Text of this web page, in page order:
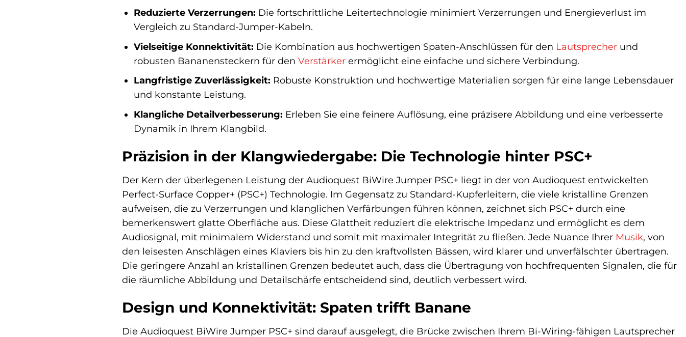
Reduzierte Verzerrungen: Die fortschrittliche Leitertechnologie minimiert Verzerrungen und Energieverlust im
Vergleich zu Standard-Jumper-Kabeln.
Vielseitige Konnektivität: Die Kombination aus hochwertigen Spaten-Anschlüssen für den Lautsprecherund
robusten Bananensteckern für den Verstärkerermöglicht eine einfache und sichere Verbindung.
Langfristige Zuverlässigkeit: Robuste Konstruktion und hochwertige Materialien sorgen für eine lange Lebensdauer
und konstante Leistung.
Klangliche Detailverbesserung: Erleben Sie eine feinere Auflösung, eine präzisere Abbildung und eine verbesserte
Dynamik in Ihrem Klangbild.
Präzision in der Klangwiedergabe: Die Technologie hinter PSC+
Der Kern der überlegenen Leistung der Audioquest BiWire Jumper PSC+ liegt in der von Audioquest entwickelten
Perfect-Surface Copper+ (PSC+) Technologie. Im Gegensatz zu Standard-Kupferleitern, die viele kristalline Grenzen
aufweisen, die zu Verzerrungen und klanglichen Verfärbungen führen können, zeichnet sich PSC+ durch eine
bemerkenswert glatte Oberfläche aus. Diese Glattheit reduziert die elektrische Impedanz und ermöglicht es dem
Audiosignal, mit minimalem Widerstand und somit mit maximaler Integrität zu fließen. Jede Nuance Ihrer Musik, von
den leisesten Anschlägen eines Klaviers bis hin zu den kraftvollsten Bässen, wird klarer und unverfälschter übertragen.
Die geringere Anzahl an kristallinen Grenzen bedeutet auch, dass die Übertragung von hochfrequenten Signalen, die für
die räumliche Abbildung und Detailschärfe entscheidend sind, deutlich verbessert wird.
Design und Konnektivität: Spaten trifft Banane
Die Audioquest BiWire Jumper PSC+ sind darauf ausgelegt, die Brücke zwischen Ihrem Bi-Wiring-fähigen Lautsprecher